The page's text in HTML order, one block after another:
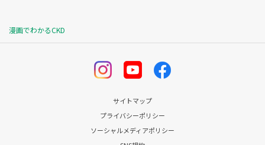
漫画でわかるCKD
サイトマップ
プライバシーポリシー
ソーシャルメディアポリシー